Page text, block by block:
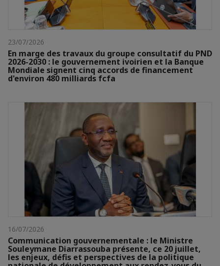
23/07/2026
En marge des travaux du groupe consultatif du PND
2026-2030 : le gouvernement ivoirien et la Banque
Mondiale signent cinq accords de financement
d'environ 480 milliards fcfa
16/07/2026
Communication gouvernementale : le Ministre
Souleymane Diarrassouba présente, ce 20 juillet,
les enjeux, défis et perspectives de la politique